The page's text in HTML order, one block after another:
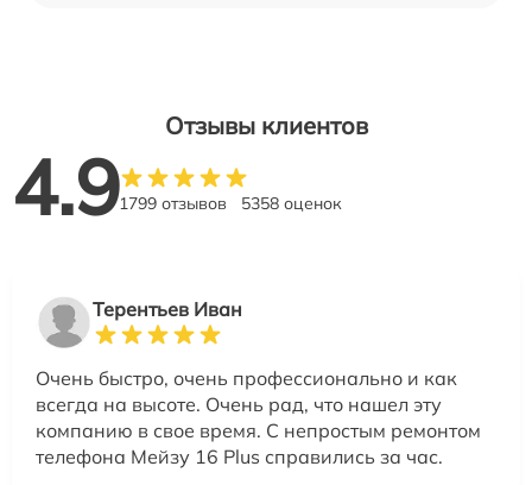
Отзывы клиентов
4.91799 отзывов 5358 оценок
Терентьев Иван
Очень быстро, очень профессионально и как
всегда на высоте. Очень рад, что нашел эту
компанию в свое время. С непростым ремонтом
телефона Мейзу 16 Plus справились за час.